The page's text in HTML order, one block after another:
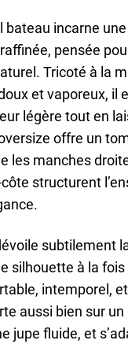
bateau incarne
pensée
Tricoté à la
et vaporeux, il
légère tout en
offre un
les manches
structurent
subtilement
silhouette à la
intemporel,
aussi bien sur
jupe fluide, et